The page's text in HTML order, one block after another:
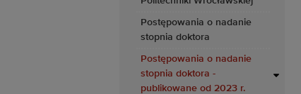
Postępowania o nadanie
stopnia doktora
Postępowania o nadanie
stopnia doktora -
publikowane od 2023 r.